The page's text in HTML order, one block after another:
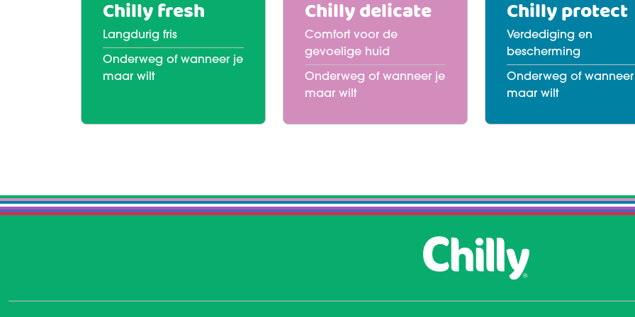
Chilly fresh
Langdurig fris
Onderweg of wanneer je
maar wilt
Chilly delicate
Comfort voor de
gevoelige huid
Onderweg of wanneer je
maar wilt
Chilly protect
Verdediging en
bescherming
Onderweg of
maar wilt